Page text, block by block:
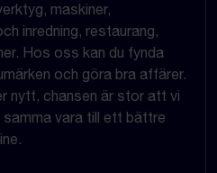
maskiner,
inredning, restaurang,
Hos oss kan du fynda
och göra bra affärer.
nytt, chansen är stor att vi
samma vara till ett bättre